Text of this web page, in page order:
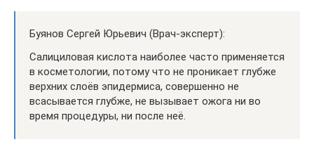
Буянов Сергей Юрьевич (Врач-эксперт):
Салициловая кислота наиболее часто применяется
в косметологии, потому что не проникает глубже
верхних слоёв эпидермиса, совершенно не
всасывается глубже, не вызывает ожога ни во
время процедуры, ни после неё.